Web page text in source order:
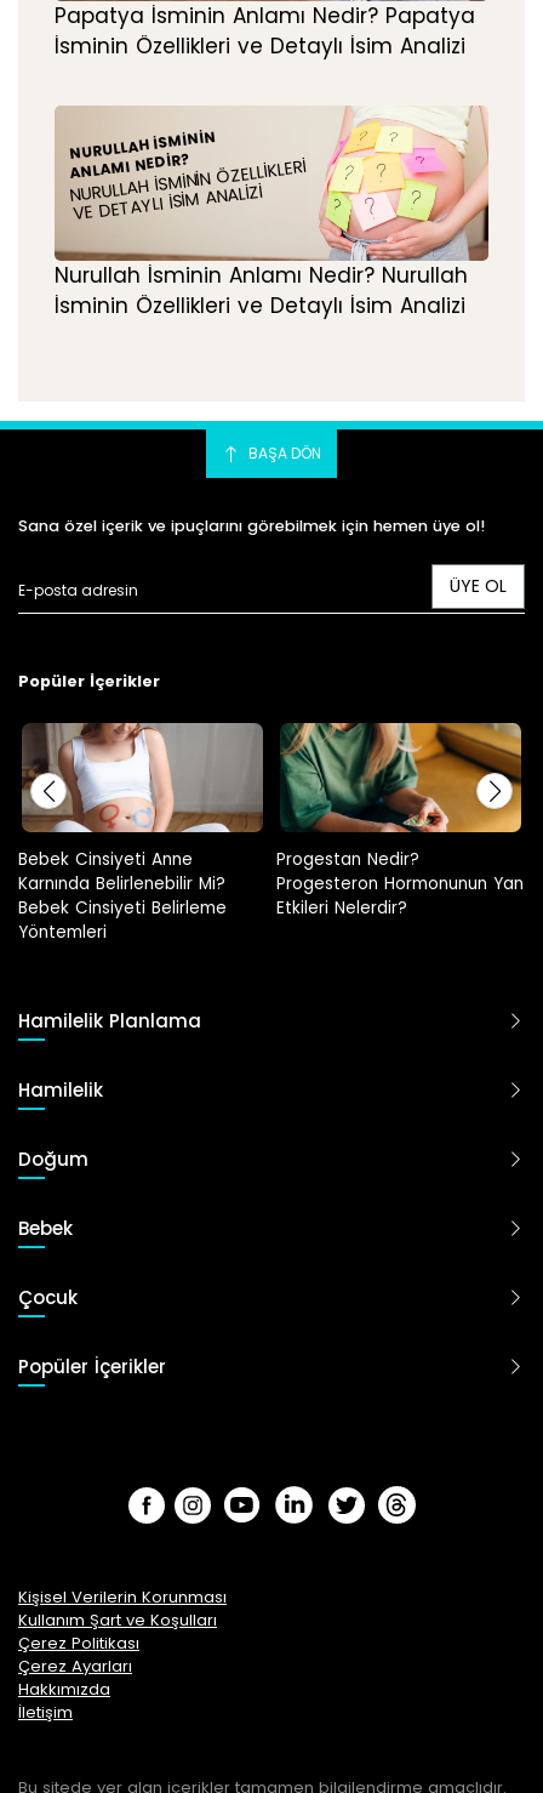
Papatya İsminin Anlamı Nedir? Papatya
İsminin Özellikleri ve Detaylı İsim Analizi
NURULLAH İSMININ
ANLAMI NEDIR?
NURULLAH İSMININ ÖZELLIKLERI
VE DETAYLI İSIM ANALIZI
Nurullah İsminin Anlamı Nedir? Nurullah
İsminin Özellikleri ve Detaylı İsim Analizi
BAŞA DÖN
Sana özel içerik ve ipuçlarını görebilmek için hemen üye ol!
ÜYE OL
Popüler İçerikler
Progestan Nedir?
Progesteron Hormonunun Yan
Etkileri Nelerdir?
Hamilelikte Adet Görülür Mü?
Hamilelik Planlama
Hamilelik
Doğum
Bebek
Çocuk
Popüler İçerikler
Kişisel Verilerin Korunması
Kullanım Şart ve Koşulları
Çerez Politikası
Çerez Ayarları
Hakkımızda
İletişim
Bu sitede yer alan içerikler tamamen bilgilendirme amaçlıdır.